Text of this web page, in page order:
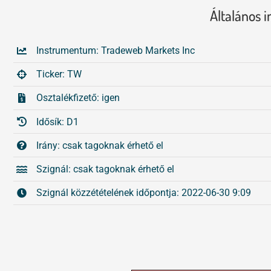
Általános
Instrumentum: Tradeweb Markets Inc
Ticker: TW
Osztalékfizető: igen
Idősík: D1
Irány: csak tagoknak érhető el
Szignál: csak tagoknak érhető el
Szignál közzétételének időpontja: 2022-06-30 9:09